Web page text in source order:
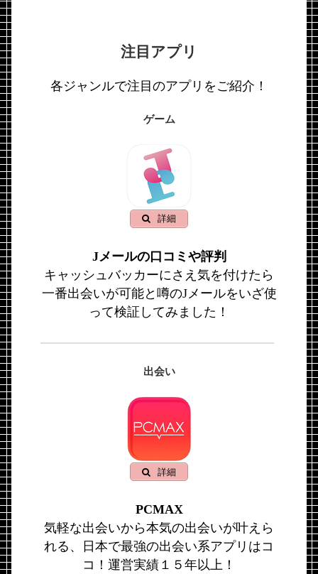
注目アプリ
各ジャンルで注目のアプリをご紹介！
ゲーム
詳細
Jメールの口コミや評判
キャッシュバッカーにさえ気を付けたら
一番出会いが可能と噂のJメールをいざ使
って検証してみました！
出会い
詳細
PCMAX
気軽な出会いから本気の出会いが叶えら
れる、日本で最強の出会い系アプリはコ
コ！運営実績１５年以上！